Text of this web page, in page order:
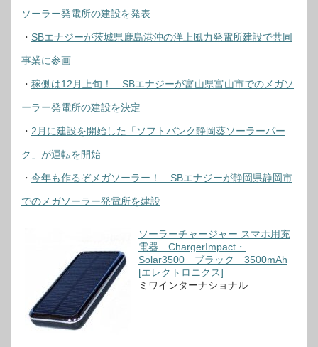
ソーラー発電所の建設を発表
・ SBエナジーが茨城県鹿島港沖の洋上風力発電所建設で共同
事業に参画
・ 稼働は12月上旬！ SBエナジーが富山県富山市でのメガソ
ーラー発電所の建設を決定
・ 2月に建設を開始した「ソフトバンク静岡葵ソーラーパー
ク」が運転を開始
・ 今年も作るぞメガソーラー！ SBエナジーが静岡県静岡市
でのメガソーラー発電所を建設
ソーラーチャージャー スマホ用充
電器 ChargerImpact・
Solar3500 ブラック 3500mAh
[エレクトロニクス]
ミワインターナショナル